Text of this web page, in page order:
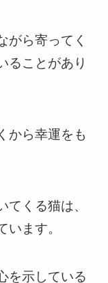
がら寄ってく
ることがあり
から幸運をも
くる猫は、
います。
を示している